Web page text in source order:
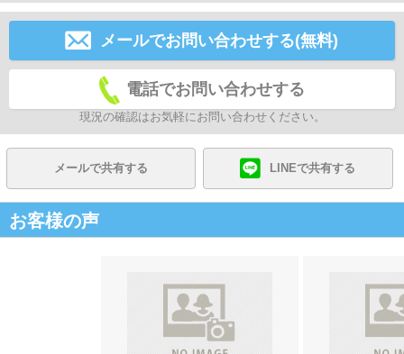
メールでお問い合わせする(無料)
電話でお問い合わせする
現況の確認はお気軽にお問い合わせください。
メールで共有する LINEで共有する
お客様の声